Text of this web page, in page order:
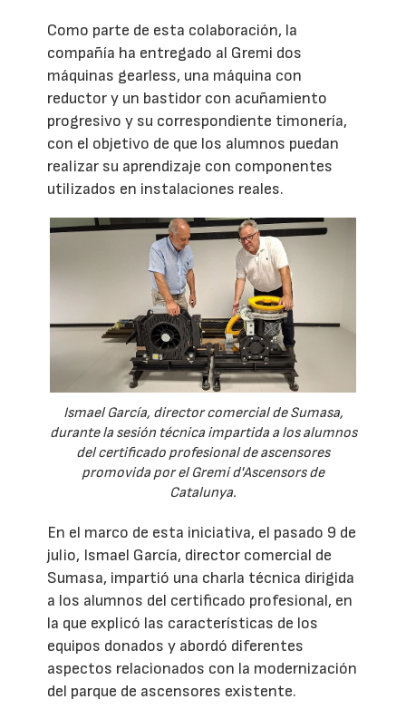
Como parte de esta colaboración, la
compañía ha entregado al Gremi dos
máquinas gearless, una máquina con
reductor y un bastidor con acuñamiento
progresivo y su correspondiente timonería,
con el objetivo de que los alumnos puedan
realizar su aprendizaje con componentes
utilizados en instalaciones reales.
Ismael García, director comercial de Sumasa,
durante la sesión técnica impartida a los alumnos
del certificado profesional de ascensores
promovida por el Gremi d'Ascensors de
Catalunya.
En el marco de esta iniciativa, el pasado 9 de
julio, Ismael García, director comercial de
Sumasa, impartió una charla técnica dirigida
a los alumnos del certificado profesional, en
la que explicó las características de los
equipos donados y abordó diferentes
aspectos relacionados con la modernización
del parque de ascensores existente.